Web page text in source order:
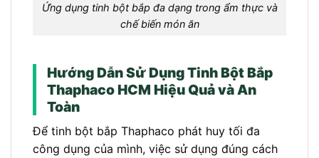
Ứng dụng tinh bột bắp đa dạng trong ẩm thực và
chế biến món ăn
Hướng Dẫn Sử Dụng Tinh Bột Bắp
Thaphaco HCM Hiệu Quả và An
Toàn
Để tinh bột bắp Thaphaco phát huy tối đa
công dụng của mình, việc sử dụng đúng cách